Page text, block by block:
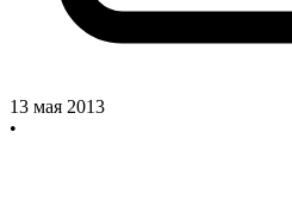
13 мая 2013
•